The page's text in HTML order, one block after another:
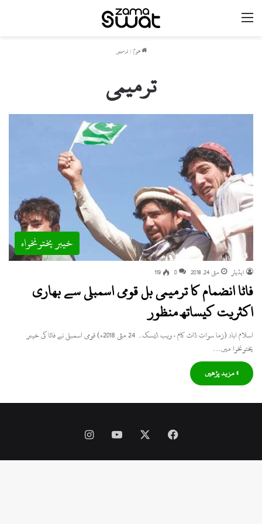
ھوم / ترمیمی
ترمیمی
خیبر پختونخواہ
ایڈیٹر مئی 24, 2018 0
119
فاٹا انضمام کا ترمیمی بل قومی اسمبلی سے بھاری
اکثریت کیساتھ منظور
اسلام اباد (زما سوات ڈاٹ کام ، ویب ڈیسک۔ 24 مئی 2018ء) قومی اسمبلی نے فاٹا کی خیبر
پختونخوا میں…
» مزید پڑھیں
Facebook
YouTube